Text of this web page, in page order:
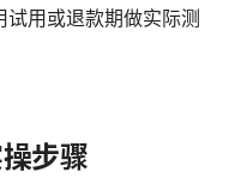
用或退款期做实际测
步骤